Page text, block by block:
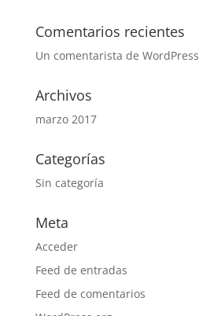
Comentarios recientes
Un comentarista de WordPress
Archivos
marzo 2017
Categorías
Sin categoría
Meta
Acceder
Feed de entradas
Feed de comentarios